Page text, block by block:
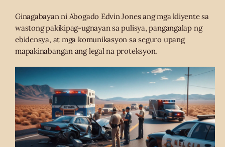
Ginagabayan ni Abogado Edvin Jones ang mga kliyente sa
wastong pakikipag-ugnayan sa pulisya, pangangalap ng
ebidensya, at mga komunikasyon sa seguro upang
mapakinabangan ang legal na proteksyon.